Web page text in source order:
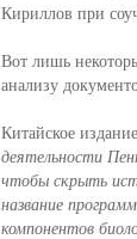
Кириллов при
Вот лишь
анализу
Китайское издание
деятельности
чтобы скрыть
название
компонентов